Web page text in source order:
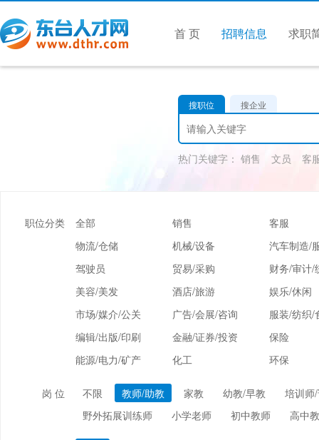
首 页 招聘信息 求职
搜职位 搜企业
热门关键字： 销售 文员 客
职位分类 全部 销售
客服
物流/仓储
机械/设备
汽车制造/
驾驶员
贸易/采购
财务/审计/
美容/美发
酒店/旅游
娱乐/休闲
市场/媒介/公关
广告/会展/咨询
服装/纺织/
编辑/出版/印刷
金融/证券/投资
保险
能源/电力/矿产
化工 环保
岗 位 不限 教师/助教 家教 幼教/早教
培训师
野外拓展训练师
小学老师 初中教师 高中